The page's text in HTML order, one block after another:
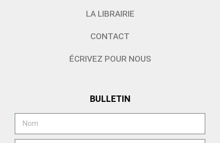
LA LIBRAIRIE
CONTACT
ÉCRIVEZ POUR NOUS
BULLETIN